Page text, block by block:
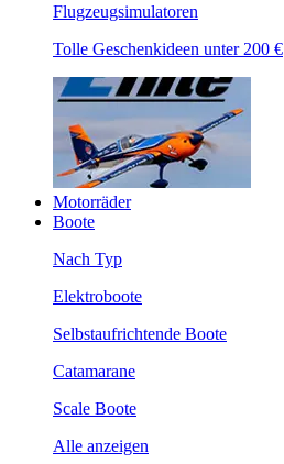
Flugzeugsimulatoren
Tolle Geschenkideen unter 200 €
Motorräder
Boote
Nach Typ
Elektroboote
Selbstaufrichtende Boote
Catamarane
Scale Boote
Alle anzeigen